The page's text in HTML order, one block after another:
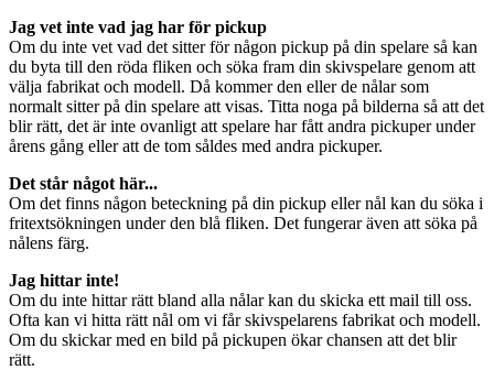
Jag vet inte vad jag har för pickup
Om du inte vet vad det sitter för någon pickup på din spelare så kan
du byta till den röda fliken och söka fram din skivspelare genom att
välja fabrikat och modell. Då kommer den eller de nålar som
normalt sitter på din spelare att visas. Titta noga på bilderna så att det
blir rätt, det är inte ovanligt att spelare har fått andra pickuper under
årens gång eller att de tom såldes med andra pickuper.
Det står något här...
Om det finns någon beteckning på din pickup eller nål kan du söka i
fritextsökningen under den blå fliken. Det fungerar även att söka på
nålens färg.
Jag hittar inte!
Om du inte hittar rätt bland alla nålar kan du skicka ett mail till oss.
Ofta kan vi hitta rätt nål om vi får skivspelarens fabrikat och modell.
Om du skickar med en bild på pickupen ökar chansen att det blir
rätt.